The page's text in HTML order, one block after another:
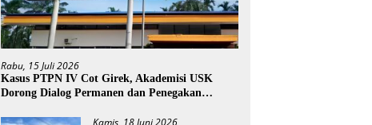
Rabu, 15 Juli 2026
Kasus PTPN IV Cot Girek, Akademisi USK
Dorong Dialog Permanen dan Penegakan
Kamis, 18 Juni 2026